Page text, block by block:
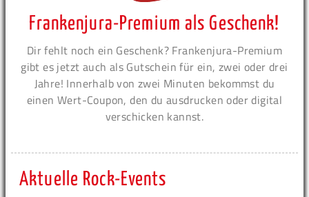
Frankenjura-Premium als Geschenk!
Dir fehlt noch ein Geschenk? Frankenjura-Premium
gibt es jetzt auch als Gutschein für ein, zwei oder drei
Jahre! Innerhalb von zwei Minuten bekommst du
einen Wert-Coupon, den du ausdrucken oder digital
verschicken kannst.
Aktuelle Rock-Events